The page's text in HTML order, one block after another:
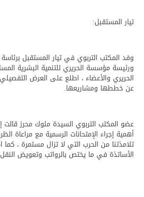
تيار المستقبل:
وفد المكتب التربوي في تيار المستقبل برئاسة
ورئيسة مؤسسة الحريري للتنمية البشرية
الحريري والأعضاء ، اطلع على العرض التفصيلي
عن خططها ومشاريعها.
عضو المكتب التربوي السيدة ملوك محرز قالت
أهمية إجراء الإمتحانات الرسمية مع مراعاة
تلامذتنا من الحرب التي لا تزال مستمرة ، كما
الأساتذة في ما يختص بالرواتب وتعويض النقل .